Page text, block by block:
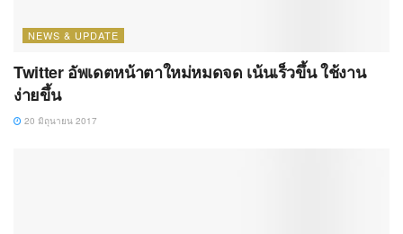
NEWS & UPDATE
Twitter อัพเดตหน้าตาใหม่หมดจด เน้นเร็วขึ้น ใช้งาน
ง่ายขึ้น
20 มิถุนายน 2017